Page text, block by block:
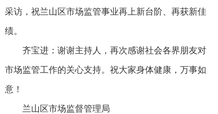
采访，祝兰山区市场监管事业再上新台阶、再获新佳
绩。
齐宝进：谢谢主持人，再次感谢社会各界朋友对
市场监管工作的关心支持。祝大家身体健康，万事如
意！
兰山区市场监督管理局